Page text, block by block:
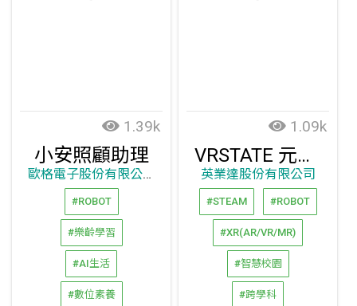
1.39k
小安照顧助理
歐格電子股份有限公司
#ROBOT
#樂齡學習
#AI生活
#數位素養
1.09k
VRSTATE 元宇宙相框
英業達股份有限公司
#STEAM #ROBOT
#XR(AR/VR/MR)
#智慧校園
#跨學科